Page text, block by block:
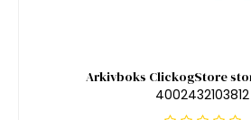
Arkivboks ClickogStore
4002432103812